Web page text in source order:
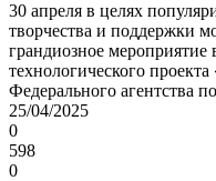
30 апреля в целях
творчества и поддержки
грандиозное
технологического
Федерального агентства
25/04/2025
0
598
0